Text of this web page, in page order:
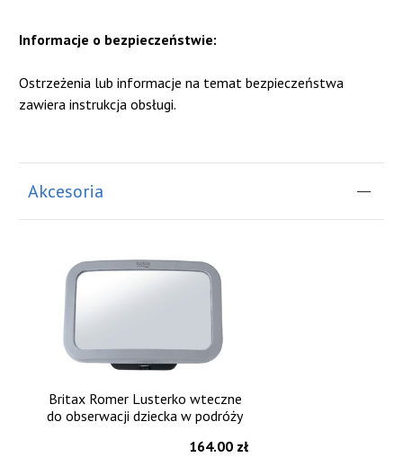
Informacje o bezpieczeństwie:
Ostrzeżenia lub informacje na temat bezpieczeństwa
zawiera instrukcja obsługi.
Akcesoria
Britax Romer Lusterko wteczne
do obserwacji dziecka w podróży
164.00 zł